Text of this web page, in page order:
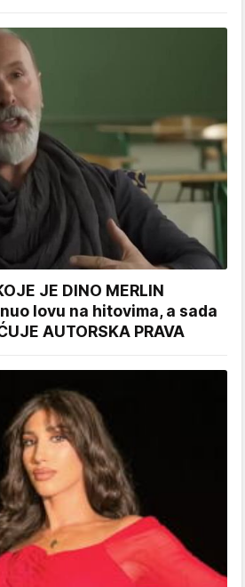
JE DINO MERLIN
lovu na hitovima, a sada
AUTORSKA PRAVA